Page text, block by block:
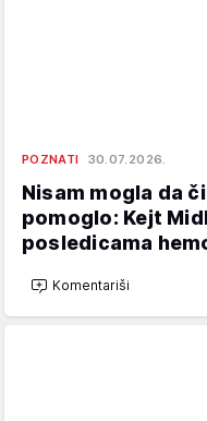
POZNATI 30.07.2026.
Nisam mogla da
pomoglo: Kejt
posledicama
Komentariši